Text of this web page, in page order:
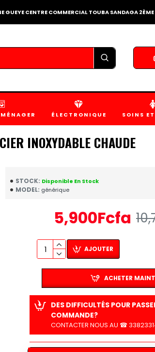
GUEYE CENTRE COMMERCIAL TOUBA SANDAGA
ÉLECTRONIQUE SOINS
INOXYDABLE CHAUDE
STOCK: Disponible En Stock
MODEL: générique
5,900Fcfa
AJOUTER
ACHETER
DES DIFFICULTÉS POUR
COMMANDE?
CONTACTER NOUS AU ☎